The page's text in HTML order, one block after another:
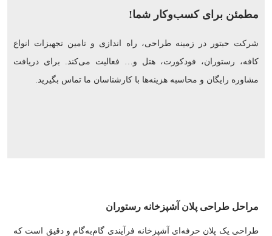
مطمئن برای کسب‌وکار شما!
شرکت حبتور در زمینه طراحی، راه اندازی و تامین تجهیزات انواع
کافه، رستوران، فودکورت، هتل و… فعالیت می‌کند. برای دریافت
مشاوره رایگان و محاسبه هزینه‌ها با کارشناسان ما تماس بگیرید.
مراحل طراحی پلان آشپزخانه رستوران
طراحی یک پلان حرفه‌ای آشپزخانه فرآیندی گام‌به‌گام و دقیق است که